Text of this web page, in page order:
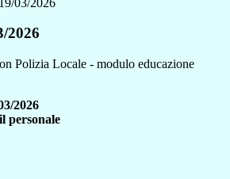
2026
Polizia Locale - modulo educazione
2026
personale